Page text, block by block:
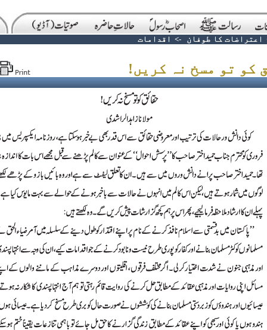
اعتراضات کا طوفان -> اقدامات